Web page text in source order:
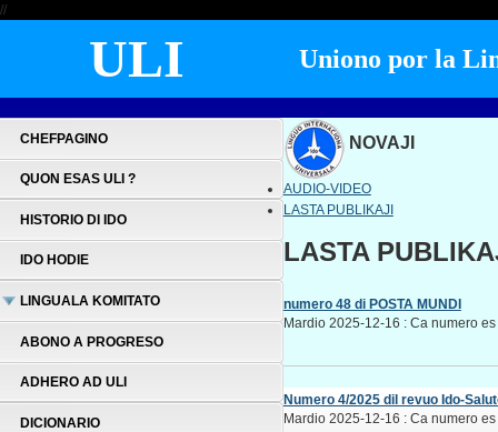
//
ULI Uniono por la
CHEFPAGINO
QUON ESAS ULI ?
HISTORIO DI IDO
IDO HODIE
LINGUALA KOMITATO
ABONO A PROGRESO
ADHERO AD ULI
DICIONARIO
NOVAJI
AUDIO-VIDEO
LASTA PUBLIKAJI
LASTA
numero 48 di POSTA MUNDI
Mardio 2025-12-16 : Ca numero
Numero 4/2025 dil revuo Ido-
Mardio 2025-12-16 : Ca numero